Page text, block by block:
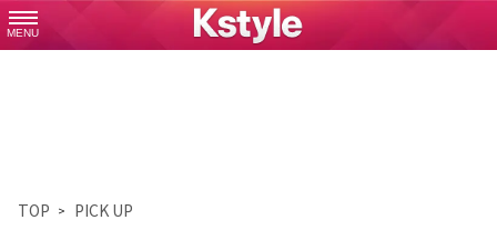
MENU
TOP PICK UP